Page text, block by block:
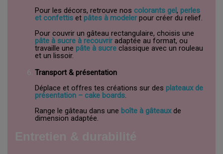
Pour les décors, retrouve nos colorants gel, perles
et confettis et pâtes à modeler pour créer du relief.
Pour couvrir un gâteau rectangulaire, choisis une
pâte à sucre à recouvrir adaptée au format, ou
travaille une pâte à sucre classique avec un rouleau
et un lissoir.
Transport & présentation
Déplace et offres tes créations sur des plateaux de
présentation – cake boards.
Range le gâteau dans une boîte à gâteauxde
dimension adaptée.